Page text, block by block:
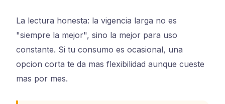
La lectura honesta: la vigencia larga no es
"siempre la mejor", sino la mejor para uso
constante. Si tu consumo es ocasional, una
opcion corta te da mas flexibilidad aunque cueste
mas por mes.